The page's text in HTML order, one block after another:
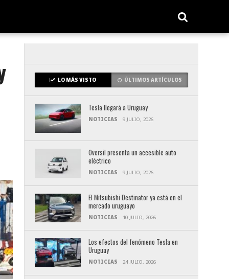
LO MÁS VISTO ÚLTIMOS ARTÍCULOS
Tesla llegará a Uruguay
NOTICIAS 9 JULIO, 2026
Oversil presenta un accesible auto
eléctrico
NOTICIAS 9 JULIO, 2026
El Mitsubishi Destinator ya está en el
mercado uruguayo
NOTICIAS 10 JULIO, 2026
Los efectos del fenómeno Tesla en
Uruguay
NOTICIAS 24 JULIO, 2026